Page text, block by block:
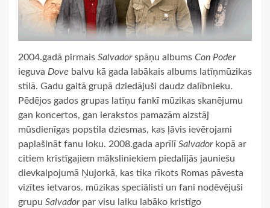
2004.gadā pirmais Salvadorspāņu albums Con Poder
ieguva Dove balvu kā gada labākais albums latīņmūzikas
stilā. Gadu gaitā grupā dziedājuši daudz dalībnieku.
Pēdējos gados grupas latīņu fankī mūzikas skanējumu
gan koncertos, gan ierakstos pamazām aizstāj
mūsdienīgas popstila dziesmas, kas ļāvis ievērojami
paplašināt fanu loku. 2008.gada aprīlīSalvadorkopā ar
citiem kristīgajiem māksliniekiem piedalījās jauniešu
dievkalpojumā Ņujorkā, kas tika rīkots Romas pāvesta
vizītes ietvaros. mūzikas speciālisti un fani nodēvējuši
grupu Salvadorpar visu laiku labāko kristīgo